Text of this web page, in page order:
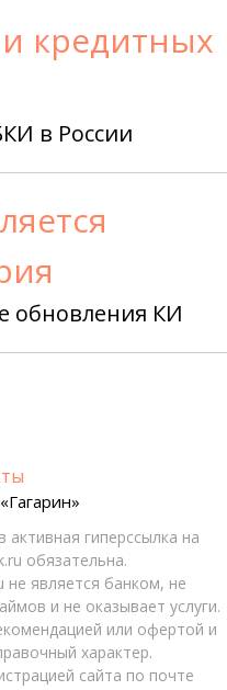
кредитных
в России
обновления КИ
гиперссылка на
обязательна.
не является банком, не
и не оказывает услуги.
или офертой и
характер.
сайта по почте